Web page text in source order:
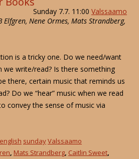
Sunday 7.7. 11:00 Valssaamo
Elfgren, Nene Ormes, Mats Strandberg,
is a tricky one. Do we need/want
we write/read? Is there something
there, certain music that reminds us
Do we “hear” music when we read
convey the sense of music via
english sundayValssaamo
, Mats Strandberg, Caitlin Sweet,